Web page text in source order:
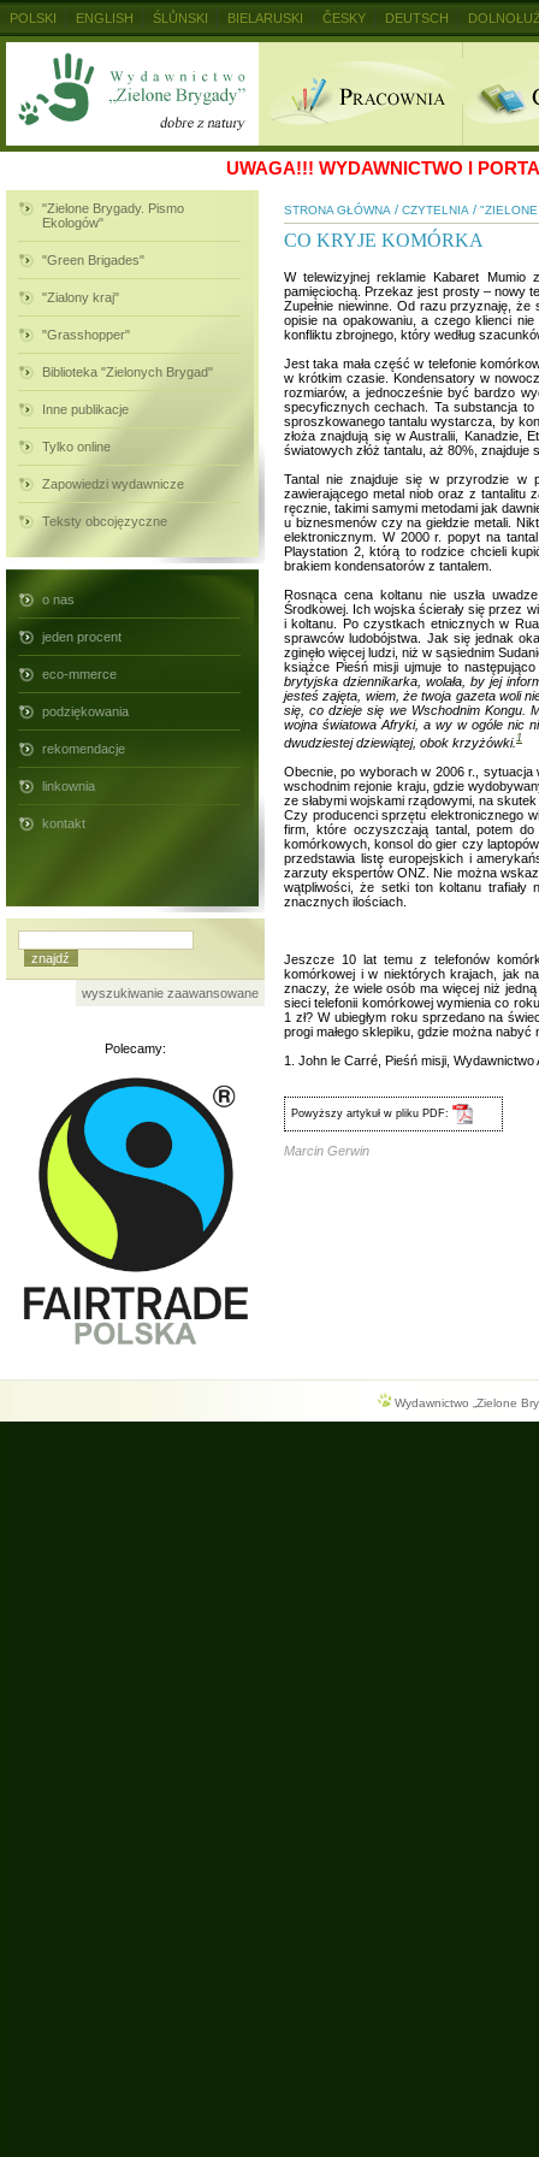
UWAGA!!! WYDAWNICTWO I
"Zielone Brygady. Pismo
Ekologów"
"Green Brigades"
"Zialony kraj"
"Grasshopper"
Biblioteka "Zielonych Brygad"
Inne publikacje
Tylko online
Zapowiedzi wydawnicze
Teksty obcojęzyczne
o nas
jeden procent
eco-mmerce
podziękowania
rekomendacje
linkownia
kontakt
wyszukiwanie zaawansowane
Polecamy:
STRONA GŁÓWNA / CZYTELNIA /
CO KRYJE KOMÓRKA
W telewizyjnej reklamie Kabaret
pamięciochą. Przekaz jest prosty – nowy
Zupełnie niewinne. Od razu przyznaję,
opisie na opakowaniu, a czego klienci
konfliktu zbrojnego, który według
Jest taka mała część w telefonie
w krótkim czasie. Kondensatory w
rozmiarów, a jednocześnie być bardzo
specyficznych cechach. Ta substancja to
sproszkowanego tantalu wystarcza, by
złoża znajdują się w Australii, Kanadzie,
światowych złóż tantalu, aż 80%,
Tantal nie znajduje się w przyrodzie w
zawierającego metal niob oraz z tantalitu
ręcznie, takimi samymi metodami jak
u biznesmenów czy na giełdzie metali.
elektronicznym. W 2000 r. popyt na
Playstation 2, którą to rodzice chcieli
brakiem kondensatorów z tantalem.
Rosnąca cena koltanu nie uszła
Środkowej. Ich wojska ścierały się przez
i koltanu. Po czystkach etnicznych w
sprawców ludobójstwa. Jak się jednak
zginęło więcej ludzi, niż w sąsiednim
książce Pieśń misji ujmuje to
brytyjska dziennikarka, wolała, by jej
jesteś zajęta, wiem, że twoja gazeta woli
się, co dzieje się we Wschodnim Kongu.
wojna światowa Afryki, a wy w ogóle nic
dwudziestej dziewiątej, obok krzyżówki. 1
Obecnie, po wyborach w 2006 r., sytuacja
wschodnim rejonie kraju, gdzie
ze słabymi wojskami rządowymi, na
Czy producenci sprzętu elektronicznego
firm, które oczyszczają tantal, potem do
komórkowych, konsol do gier czy
przedstawia listę europejskich i
zarzuty ekspertów ONZ. Nie można
wątpliwości, że setki ton koltanu
znacznych ilościach.
Jeszcze 10 lat temu z telefonów
komórkowej i w niektórych krajach, jak
znaczy, że wiele osób ma więcej niż
sieci telefonii komórkowej wymienia co
1 zł? W ubiegłym roku sprzedano na
progi małego sklepiku, gdzie można
1. John le Carré, Pieśń misji,
Powyższy artykuł w pliku PDF:
Marcin Gerwin
Wydawnictwo „Zielone
POLSKI ENGLISH ŚLŮNSKI BIELARUSKI ČESKY DEUTSCH